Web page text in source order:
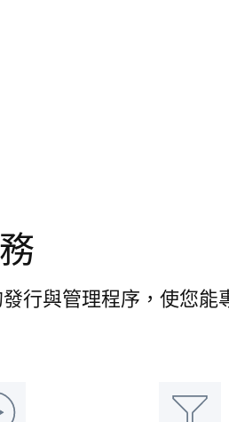
行與管理程序，使您能